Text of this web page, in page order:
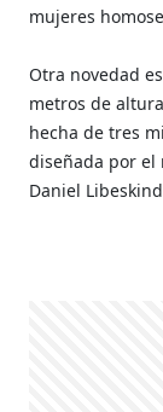
mujeres
Otra novedad
metros de
hecha de tres
diseñada por el
Daniel